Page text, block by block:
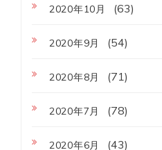
2020年10月 (63)
2020年9月 (54)
2020年8月 (71)
2020年7月 (78)
2020年6月 (43)